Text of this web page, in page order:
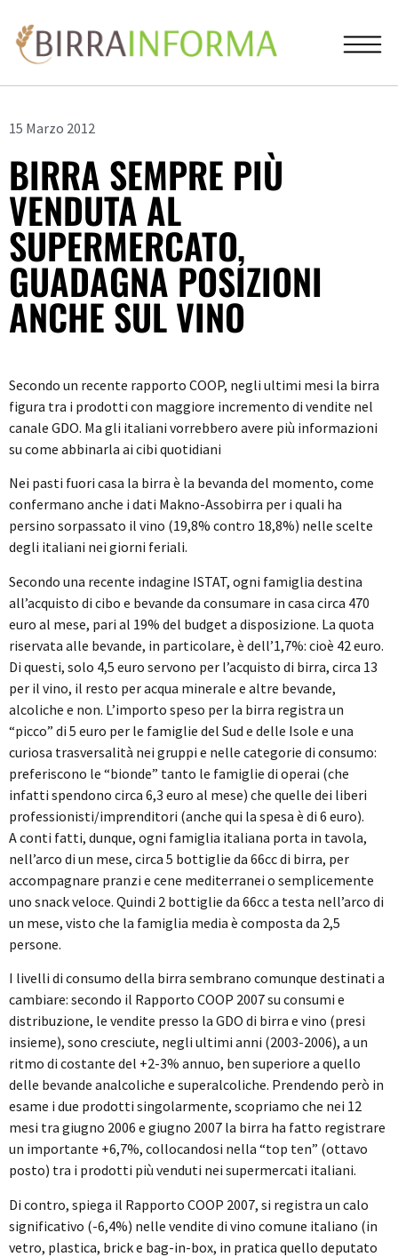
15 Marzo 2012
BIRRA SEMPRE PIÙ
VENDUTA AL
SUPERMERCATO,
GUADAGNA POSIZIONI
ANCHE SUL VINO
Secondo un recente rapporto COOP, negli ultimi mesi la birra
figura tra i prodotti con maggiore incremento di vendite nel
canale GDO. Ma gli italiani vorrebbero avere più informazioni
su come abbinarla ai cibi quotidiani
Nei pasti fuori casa la birra è la bevanda del momento, come
confermano anche i dati Makno-Assobirra per i quali ha
persino sorpassato il vino (19,8% contro 18,8%) nelle scelte
degli italiani nei giorni feriali.
Secondo una recente indagine ISTAT, ogni famiglia destina
all’acquisto di cibo e bevande da consumare in casa circa 470
euro al mese, pari al 19% del budget a disposizione. La quota
riservata alle bevande, in particolare, è dell’1,7%: cioè 42 euro.
Di questi, solo 4,5 euro servono per l’acquisto di birra, circa 13
per il vino, il resto per acqua minerale e altre bevande,
alcoliche e non. L’importo speso per la birra registra un
“picco” di 5 euro per le famiglie del Sud e delle Isole e una
curiosa trasversalità nei gruppi e nelle categorie di consumo:
preferiscono le “bionde” tanto le famiglie di operai (che
infatti spendono circa 6,3 euro al mese) che quelle dei liberi
professionisti/imprenditori (anche qui la spesa è di 6 euro).
A conti fatti, dunque, ogni famiglia italiana porta in tavola,
nell’arco di un mese, circa 5 bottiglie da 66cc di birra, per
accompagnare pranzi e cene mediterranei o semplicemente
uno snack veloce. Quindi 2 bottiglie da 66cc a testa nell’arco di
un mese, visto che la famiglia media è composta da 2,5
persone.
I livelli di consumo della birra sembrano comunque destinati a
cambiare: secondo il Rapporto COOP 2007 su consumi e
distribuzione, le vendite presso la GDO di birra e vino (presi
insieme), sono cresciute, negli ultimi anni (2003-2006), a un
ritmo di costante del +2-3% annuo, ben superiore a quello
delle bevande analcoliche e superalcoliche. Prendendo però in
esame i due prodotti singolarmente, scopriamo che nei 12
mesi tra giugno 2006 e giugno 2007 la birra ha fatto registrare
un importante +6,7%, collocandosi nella “top ten” (ottavo
posto) tra i prodotti più venduti nei supermercati italiani.
Di contro, spiega il Rapporto COOP 2007, si registra un calo
significativo (-6,4%) nelle vendite di vino comune italiano (in
vetro, plastica, brick e bag-in-box, in pratica quello deputato